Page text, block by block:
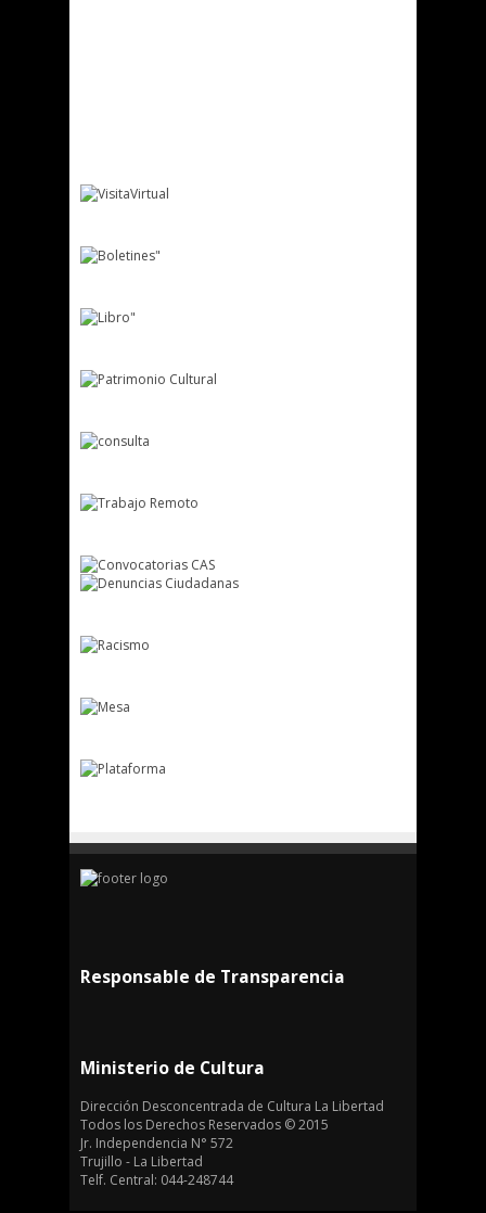
Responsable de Transparencia
Ministerio de Cultura
Dirección Desconcentrada de Cultura La Libertad
Todos los Derechos Reservados © 2015
Jr. Independencia N° 572
Trujillo - La Libertad
Telf. Central: 044-248744